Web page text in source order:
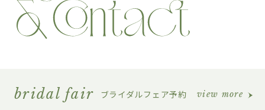
bridal fair ブライダルフェア予約 view more